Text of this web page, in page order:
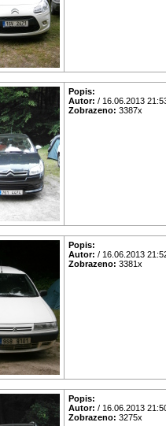
Popis:
Autor: / 16.06.2013
Zobrazeno: 3387x
Popis:
Autor: / 16.06.2013
Zobrazeno: 3381x
Popis:
Autor: / 16.06.2013
Zobrazeno: 3275x